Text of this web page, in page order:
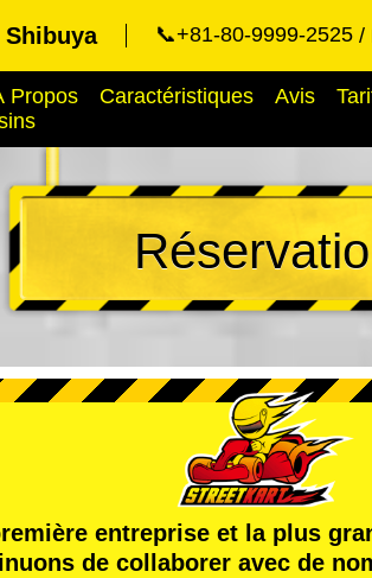
📞+81-80-9999-2525
Propos Caractéristiques Avis
entreprise et la plus
de collaborer avec de